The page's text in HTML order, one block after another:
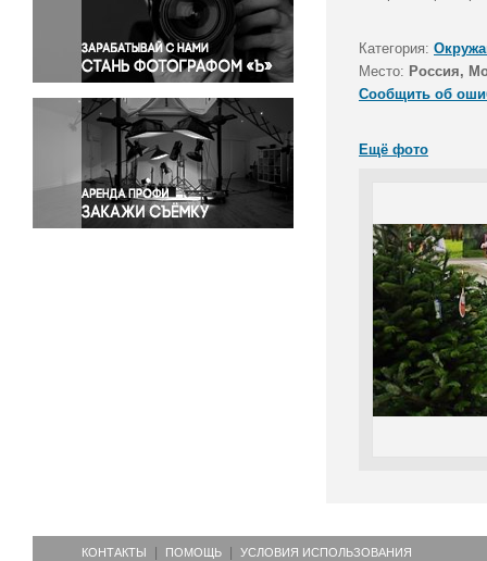
Правосудие
Происшествия и конфликты
Религия
Светская жизнь
Спорт
Экология
Экономика и бизнес
Категория:
Место: Россия,
Сообщить об
Ещё фото
КОНТАКТЫ ПОМОЩЬ УСЛОВИЯ ИСПОЛЬЗОВАНИЯ